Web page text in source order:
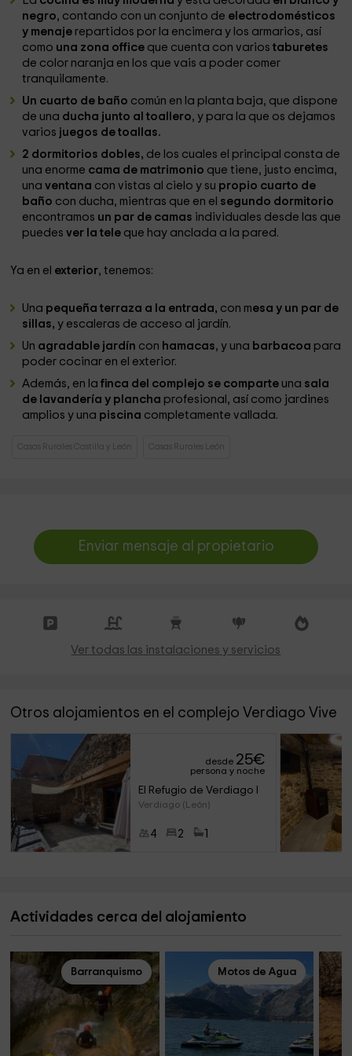
negro, contando con un conjunto de electrodomésticos
y menaje repartidos por la encimera y los armarios, así
como una zona office que cuenta con variostaburetes
de color naranja en los que vais a poder comer
tranquilamente.
Un cuarto de baño común en la planta baja, que dispone
de una ducha junto al toallero, y para la que os dejamos
varios juegos de toallas.
2 dormitorios dobles, de los cuales el principal consta de
una enorme cama de matrimonio que tiene, justo encima,
unaventana con vistas al cielo y su propio cuarto de
baño con ducha, mientras que en el segundo dormitorio
encontramos un par de camas individuales desde las que
puedesver la tele que hay anclada a la pared.
Ya en el exterior, tenemos:
Una pequeña terraza a la entrada, con mesa y un par de
sillas, y escaleras de acceso al jardín.
Un agradable jardín con hamacas, y una barbacoa para
poder cocinar en el exterior.
Además, en lafinca del complejo se comparte una sala
de lavandería y plancha profesional, así como jardines
amplios y una piscina completamente vallada.
Casas Rurales Castilla y León Casas Rurales León
Enviar mensaje al propietario
Ver todas las instalaciones y servicios
Otros alojamientos en el complejo Verdiago Vive
desde 25€
persona y noche
El Refugio de Verdiago I
Verdiago (León)
4 2
Actividades cerca del alojamiento
Barranquismo Motos de Agua